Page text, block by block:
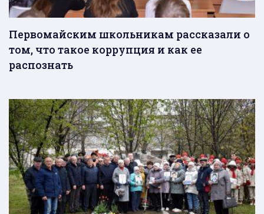
Первомайским школьникам рассказали о
том, что такое коррупция и как ее
распознать